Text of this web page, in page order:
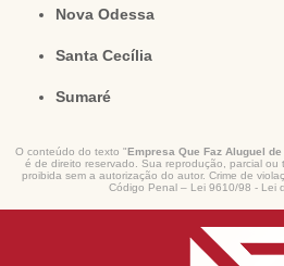
Nova Odessa
Santa Cecília
Sumaré
O conteúdo do texto "Empresa Que Faz Aluguel
é de direito reservado. Sua reprodução, parcial ou
proibida sem a autorização do autor. Crime de
Código Penal – Lei 9610/98 - Lei